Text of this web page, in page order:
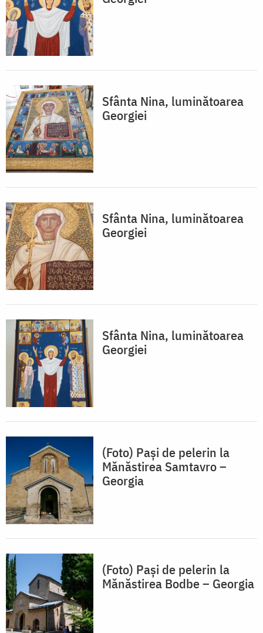
Sfânta Nina, luminătoarea
Georgiei
Sfânta Nina, luminătoarea
Georgiei
Sfânta Nina, luminătoarea
Georgiei
(Foto) Paşi de pelerin la
Mănăstirea Samtavro –
Georgia
(Foto) Paşi de pelerin la
Mănăstirea Bodbe – Georgia